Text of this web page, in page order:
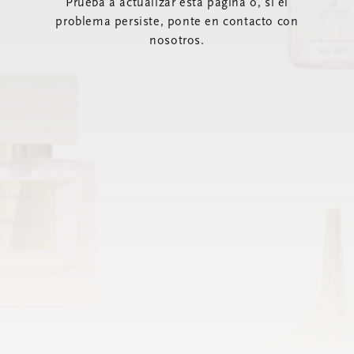
Prueba a actualizar esta página o, si el
problema persiste, ponte en contacto con
nosotros.